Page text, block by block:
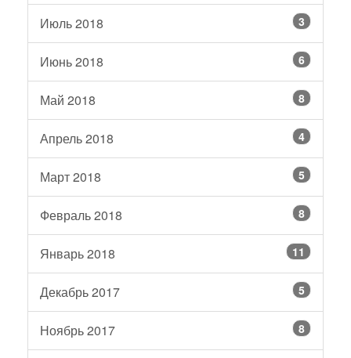
Июль 2018 3
Июнь 2018 6
Май 2018 8
Апрель 2018 4
Март 2018 5
Февраль 2018 8
Январь 2018 11
Декабрь 2017 5
Ноябрь 2017 8